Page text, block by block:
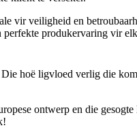
vir veiligheid en
produkervaring vir
hoë ligvloed verlig die
ontwerp en die